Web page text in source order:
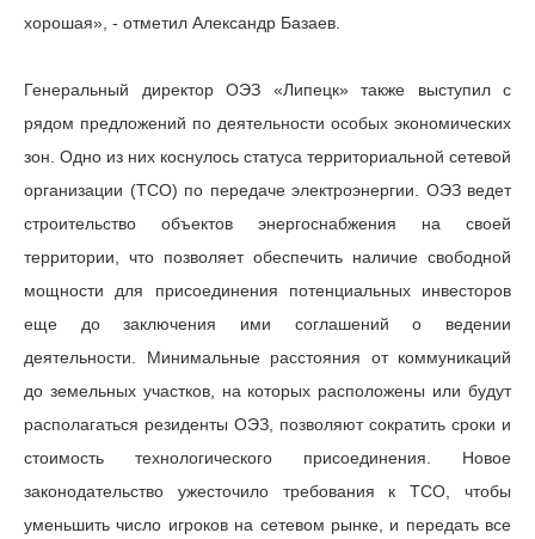
хорошая», - отметил Александр Базаев.
Генеральный директор ОЭЗ «Липецк» также выступил с
рядом предложений по деятельности особых экономических
зон. Одно из них коснулось статуса территориальной сетевой
организации (ТСО) по передаче электроэнергии. ОЭЗ ведет
строительство объектов энергоснабжения на своей
территории, что позволяет обеспечить наличие свободной
мощности для присоединения потенциальных инвесторов
еще до заключения ими соглашений о ведении
деятельности. Минимальные расстояния от коммуникаций
до земельных участков, на которых расположены или будут
располагаться резиденты ОЭЗ, позволяют сократить сроки и
стоимость технологического присоединения. Новое
законодательство ужесточило требования к ТСО, чтобы
уменьшить число игроков на сетевом рынке, и передать все